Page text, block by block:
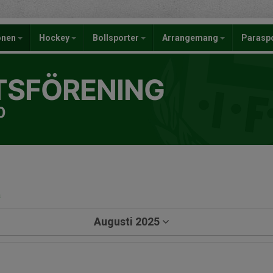
Hockey Bollsporter Arrangemang
Augusti 2025